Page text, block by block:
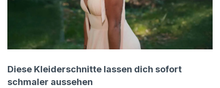
Diese Kleiderschnitte lassen dich sofort
schmaler aussehen